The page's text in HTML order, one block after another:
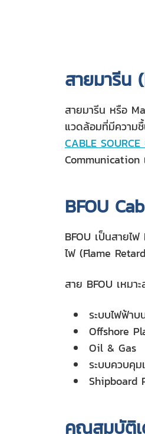
สายมารีน
สายมารีน หรือ
แวดล้อมที่มีความ
CABLE
Communication
BFOU
BFOU เป็นสายไ
ไฟ (Flame
สาย BFOU เหมา
ระบบไฟฟ้าบ
Offshore
Oil & Gas
ระบบควบคุม
Shipboard
คุณสมบัติเ